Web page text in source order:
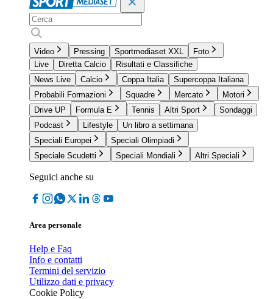
Video Pressing Sportmediaset XXL
Foto
Live
Diretta Calcio
Risultati e Classifiche
News Live
Calcio Coppa Italia
Supercoppa Italiana
Probabili Formazioni
Squadre Mercato
Motori
Drive UP
Formula E Tennis Altri Sport
Sondaggi
Podcast
Lifestyle
Un libro a settimana
Speciali Europei
Speciali Olimpiadi
Speciale Scudetti
Speciali Mondiali Altri Speciali
Seguici anche su
Area personale
Help e Faq
Info e contatti
Termini del servizio
Utilizzo dati e privacy
Cookie Policy